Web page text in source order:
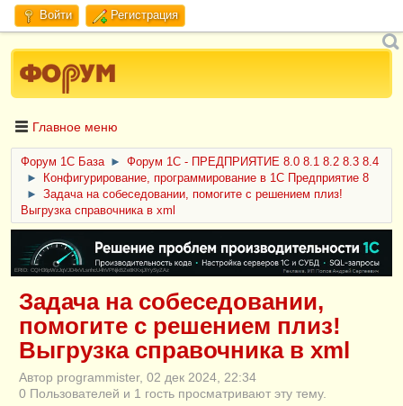
Войти Регистрация
Главное меню
Форум 1C База ►
Форум 1С - ПРЕДПРИЯТИЕ 8.0 8.1 8.2 8.3 8.4
►
Конфигурирование, программирование в 1С Предприятие 8
►
Задача на собеседовании, помогите с решением плиз!
Выгрузка справочника в xml
ERID: CQH36pWzJqVJD4xVLsnhcU4hVPNjkBZe8KKxjJiYySyZAz
Задача на собеседовании,
помогите с решением плиз!
Выгрузка справочника в xml
Автор programmister, 02 дек 2024, 22:34
0 Пользователей и 1 гость просматривают эту тему.